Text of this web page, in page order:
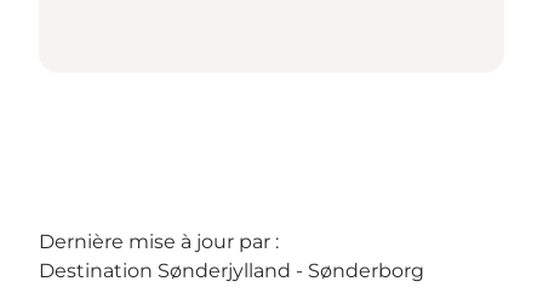
Dernière mise à jour par :
Destination Sønderjylland - Sønderborg